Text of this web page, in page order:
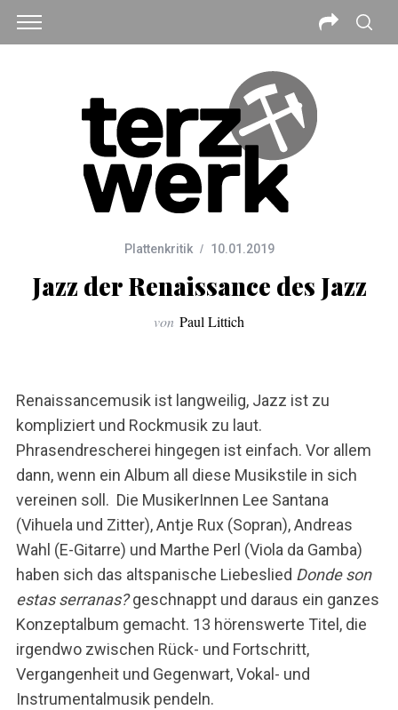
Plattenkritik 10.01.2019
Jazz der Renaissance des Jazz
von Paul Littich
Renaissancemusik ist langweilig, Jazz ist zu
kompliziert und Rockmusik zu laut.
Phrasendrescherei hingegen ist einfach. Vor allem
dann, wenn ein Album all diese Musikstile in sich
vereinen soll. Die MusikerInnen Lee Santana
(Vihuela und Zitter), Antje Rux (Sopran), Andreas
Wahl (E-Gitarre) und Marthe Perl (Viola da Gamba)
haben sich das altspanische Liebeslied Donde son
estas serranas?geschnappt und daraus ein ganzes
Konzeptalbum gemacht. 13 hörenswerte Titel, die
irgendwo zwischen Rück- und Fortschritt,
Vergangenheit und Gegenwart, Vokal- und
Instrumentalmusik pendeln.